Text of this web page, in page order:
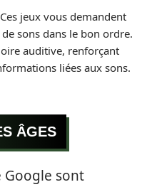
jeux vous demandent
sons dans le bon ordre.
auditive, renforçant
liées aux sons.
ÂGES
Google sont